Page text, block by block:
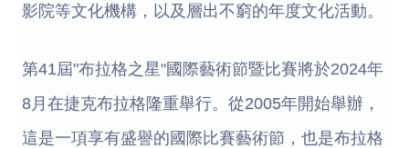
影院等文化機構，以及層出不窮的年度文化活動。
第41屆"布拉格之星"國際藝術節暨比賽將於2024年
8月在捷克布拉格隆重舉行。從2005年開始舉辦，
這是一項享有盛譽的國際比賽藝術節，也是布拉格